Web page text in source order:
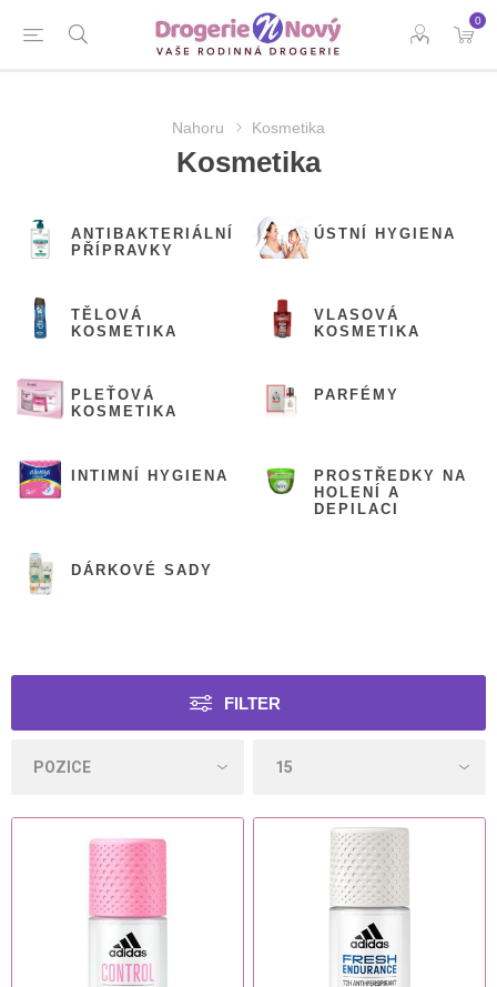
0
Nahoru Kosmetika
Kosmetika
ANTIBAKTERIÁLNÍ
PŘÍPRAVKY
ÚSTNÍ HYGIENA
TĚLOVÁ
KOSMETIKA
VLASOVÁ
KOSMETIKA
PLEŤOVÁ
KOSMETIKA
PARFÉMY
INTIMNÍ HYGIENA
PROSTŘEDKY NA
HOLENÍ A
DEPILACI
DÁRKOVÉ SADY
FILTER